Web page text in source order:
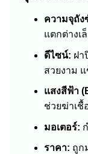
ความจุถัง
แตกต่างเ
ดีไซน์: ฝา
สวยงาม แ
แสงสีฟ้า
ช่วยฆ่าเชื้
มอเตอร์:
ราคา: ถูก